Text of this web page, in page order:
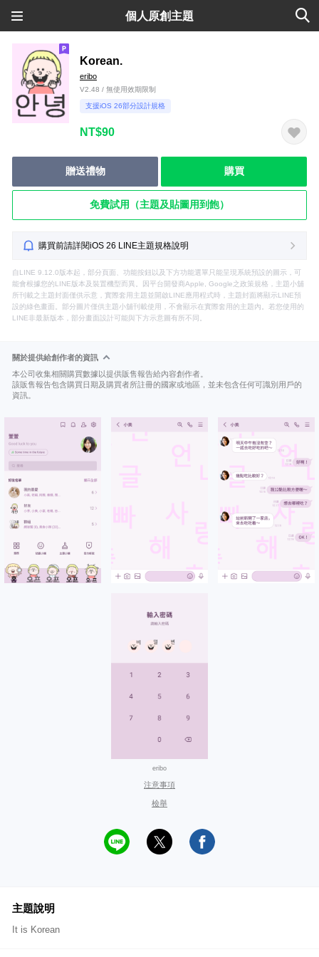
個人原創主題
Korean.
eribo
V2.48 / 無使用效期限制
支援iOS 26部分設計規格
NT$90
贈送禮物 購買
免費試用（主題及貼圖用到飽）
購買前請詳閱iOS 26 LINE主題規格說明
自LINE 9.12.0版本起，部分頁面、功能按鈕以及下方功能選單只能呈現系統預設的圖示，可
能會根據您的LINE版本及裝置機型而異。因平台開發商Apple, Google之政策規格，主題小舖
所刊載之主題封面僅供示意，實際套用主題並開啟LINE應用程式時，主題封面將顯示LINE預
設的綠色畫面。部分圖片僅供主題小舖刊載使用，不會顯示在實際套用的主題內。若您使用的
LINE非最新版本，部分畫面設計可能與下方示意圖有所不同。
關於提供給創作者的資訊
本公司收集相關購買數據以提供販售報告給內容創作者。
該販售報告包含購買日期及購買者所註冊的國家或地區，並未包含任何可識別用戶的
資訊。
eribo
注意事項
檢舉
主題說明
It is Korean